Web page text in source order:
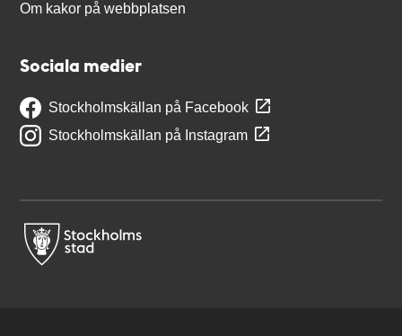
Om kakor på webbplatsen
Sociala medier
Stockholmskällan på Facebook
Stockholmskällan på Instagram